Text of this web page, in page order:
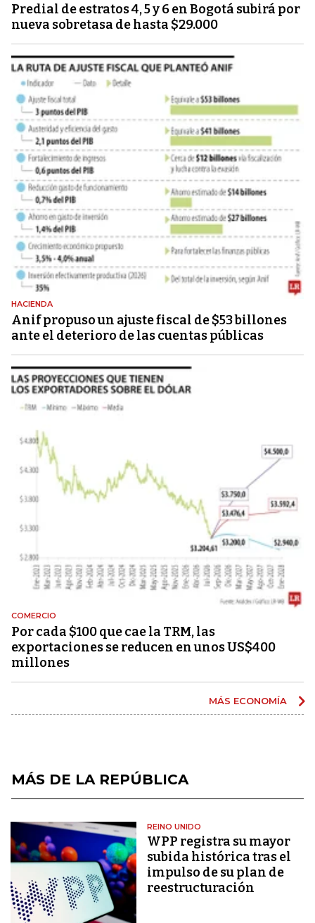
Predial de estratos 4, 5 y 6 en Bogotá subirá por
nueva sobretasa de hasta $29.000
HACIENDA
Anif propuso un ajuste fiscal de $53 billones
ante el deterioro de las cuentas públicas
COMERCIO
Por cada $100 que cae la TRM, las
exportaciones se reducen en unos US$400
millones
MÁS ECONOMÍA
MÁS DE LA REPÚBLICA
REINO UNIDO
WPP registra su mayor
subida histórica tras el
impulso de su plan de
reestructuración